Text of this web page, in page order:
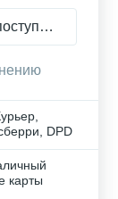
DPD
карты